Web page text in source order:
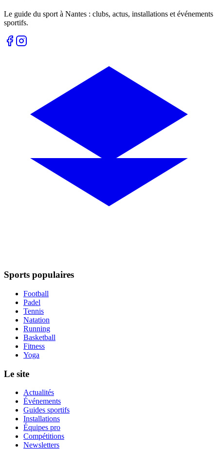
Le guide du sport à Nantes : clubs, actus, installations et événements
sportifs.
Sports populaires
Football
Padel
Tennis
Natation
Running
Basketball
Fitness
Yoga
Le site
Actualités
Événements
Guides sportifs
Installations
Équipes pro
Compétitions
Newsletters